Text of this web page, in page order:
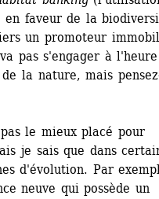
en faveur de la
un promoteur
pas s'engager à l'heure
la nature, mais
le mieux placé pour
je sais que dans
d'évolution. Par
neuve qui possède un